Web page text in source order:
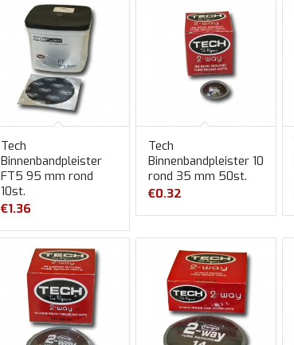
Tech
Binnenbandpleister
FT5 95 mm rond
10st.
€1.36
Tech
Binnenbandpleister 10
rond 35 mm 50st.
€0.32